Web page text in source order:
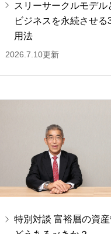
スリーサークルモデ
ビジネスを永続させ
用法
2026.7.10更新
特別対談 富裕層の資